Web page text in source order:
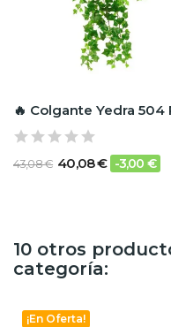
43,08 € 40,08 € -3,00 €
10 otros
categoría:
¡En Oferta!